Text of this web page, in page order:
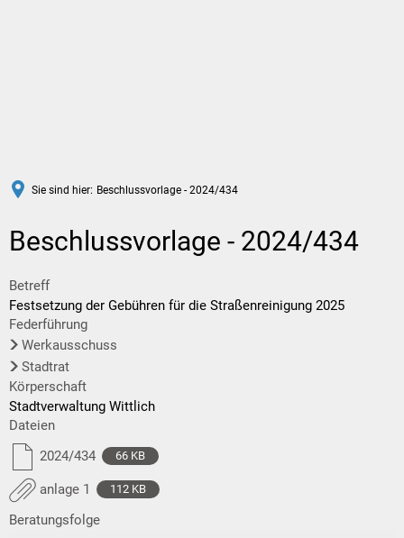
Sie sind hier: Beschlussvorlage - 2024/434
Beschlussvorlage - 2024/434
Betreff
Festsetzung der Gebühren für die Straßenreinigung 2025
Federführung
Werkausschuss
Stadtrat
Körperschaft
Stadtverwaltung Wittlich
Dateien
2024/434
66 KB
anlage 1 112 KB
Beratungsfolge